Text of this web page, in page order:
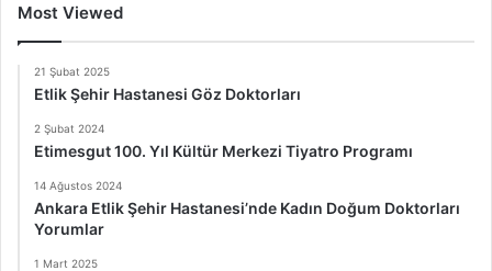
Most Viewed
21 Şubat 2025
Etlik Şehir Hastanesi Göz Doktorları
2 Şubat 2024
Etimesgut 100. Yıl Kültür Merkezi Tiyatro Programı
14 Ağustos 2024
Ankara Etlik Şehir Hastanesi’nde Kadın Doğum Doktorları
Yorumlar
1 Mart 2025